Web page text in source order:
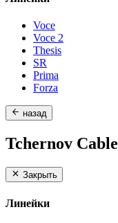
Voce
Voce 2
Thesis
SR
Prima
Forza
назад
Tchernov Cable
Закрыть
Линейки